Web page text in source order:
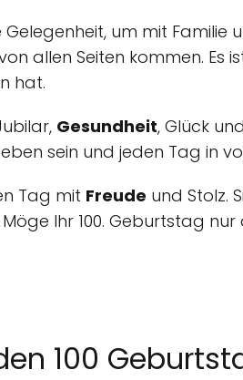
Gelegenheit, um mit Familie
allen Seiten kommen. Es
hat.
Gesundheit, Glück
sein und jeden Tag in
Tag mit Freude und Stolz.
Ihr 100. Geburtstag
100